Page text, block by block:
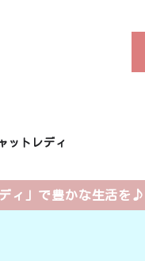
ットレディ
ディ」で豊かな生活を♪